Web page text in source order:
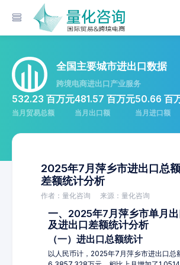
全国主要城市进出口数据
跨境电商进出口产业服务
532.23 百万元
当月贸易总额
481.57 百万元
当月出口额
50.66 百
当月进口额
2025年7月萍乡市进出口总
差额统计分析
作者：量化咨询 来源：量化咨询
一、2025年7月萍乡市单月
及进出口差额统计分析
（一）进出口总额统计
以人民币计，2025年7月萍乡市进出口总